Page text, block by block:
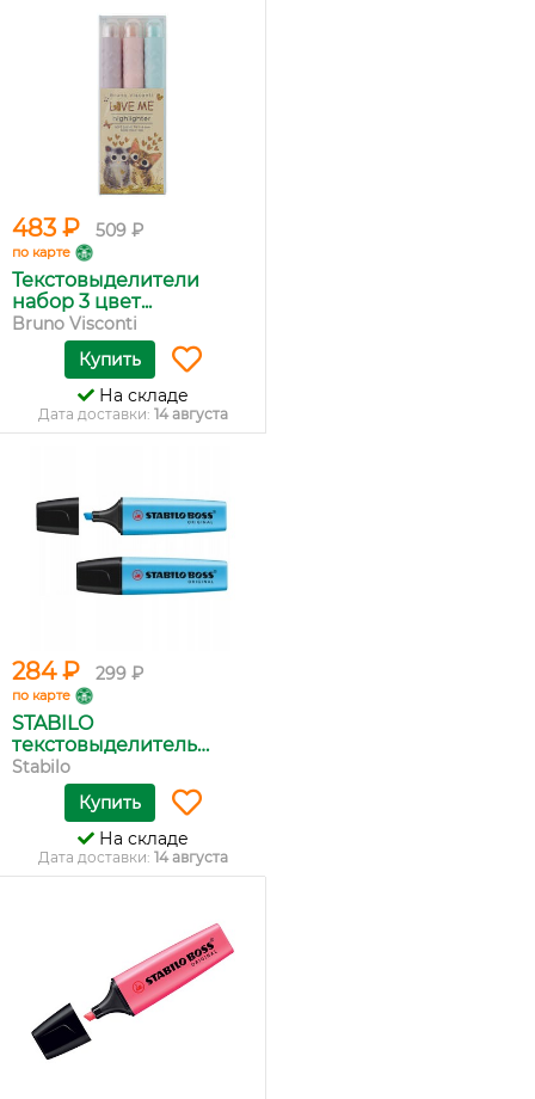
483 ₽ 509 ₽
по карте
Текстовыделители
набор 3 цвет...
Bruno Visconti
Купить
На складе
Дата доставки: 14 августа
284 ₽ 299 ₽
по карте
STABILO
текстовыделитель
BOSS...
Stabilo
Купить
На складе
Дата доставки: 14 августа